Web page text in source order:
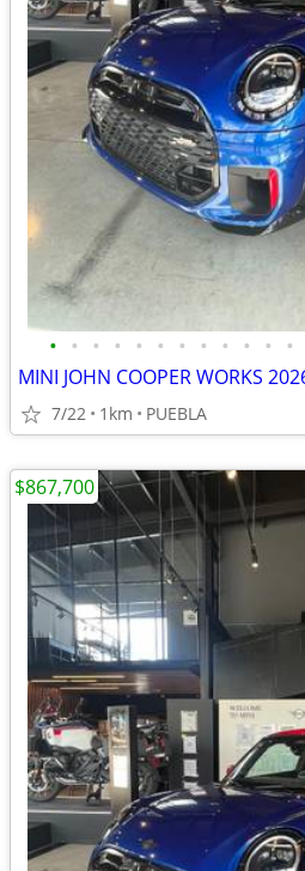
• • • • • • • • • • • •
MINI JOHN COOPER WORKS
7/22 1km PUEBLA
$867,700